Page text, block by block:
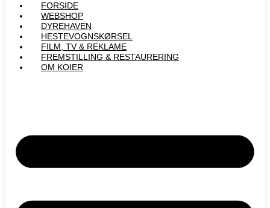
FORSIDE
WEBSHOP
DYREHAVEN
HESTEVOGNSKØRSEL
FILM, TV & REKLAME
FREMSTILLING & RESTAURERING​
OM KOIER